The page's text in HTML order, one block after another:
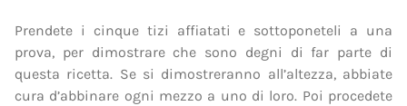
Prendete i cinque tizi affiatati e sottoponeteli a una
prova, per dimostrare che sono degni di far parte di
questa ricetta. Se si dimostreranno all’altezza, abbiate
cura d’abbinare ogni mezzo a uno di loro. Poi procedete